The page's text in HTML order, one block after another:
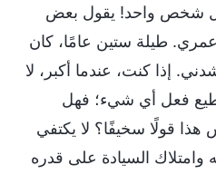
شخص واحد! يقول بعض
طيلة ستين عامًا، كان
إذا كنت، عندما أكبر، لا
فعل أي شيء؛ فهل
قولًا سخيفًا؟ لا يكتفي
وامتلاك السيادة على قدره